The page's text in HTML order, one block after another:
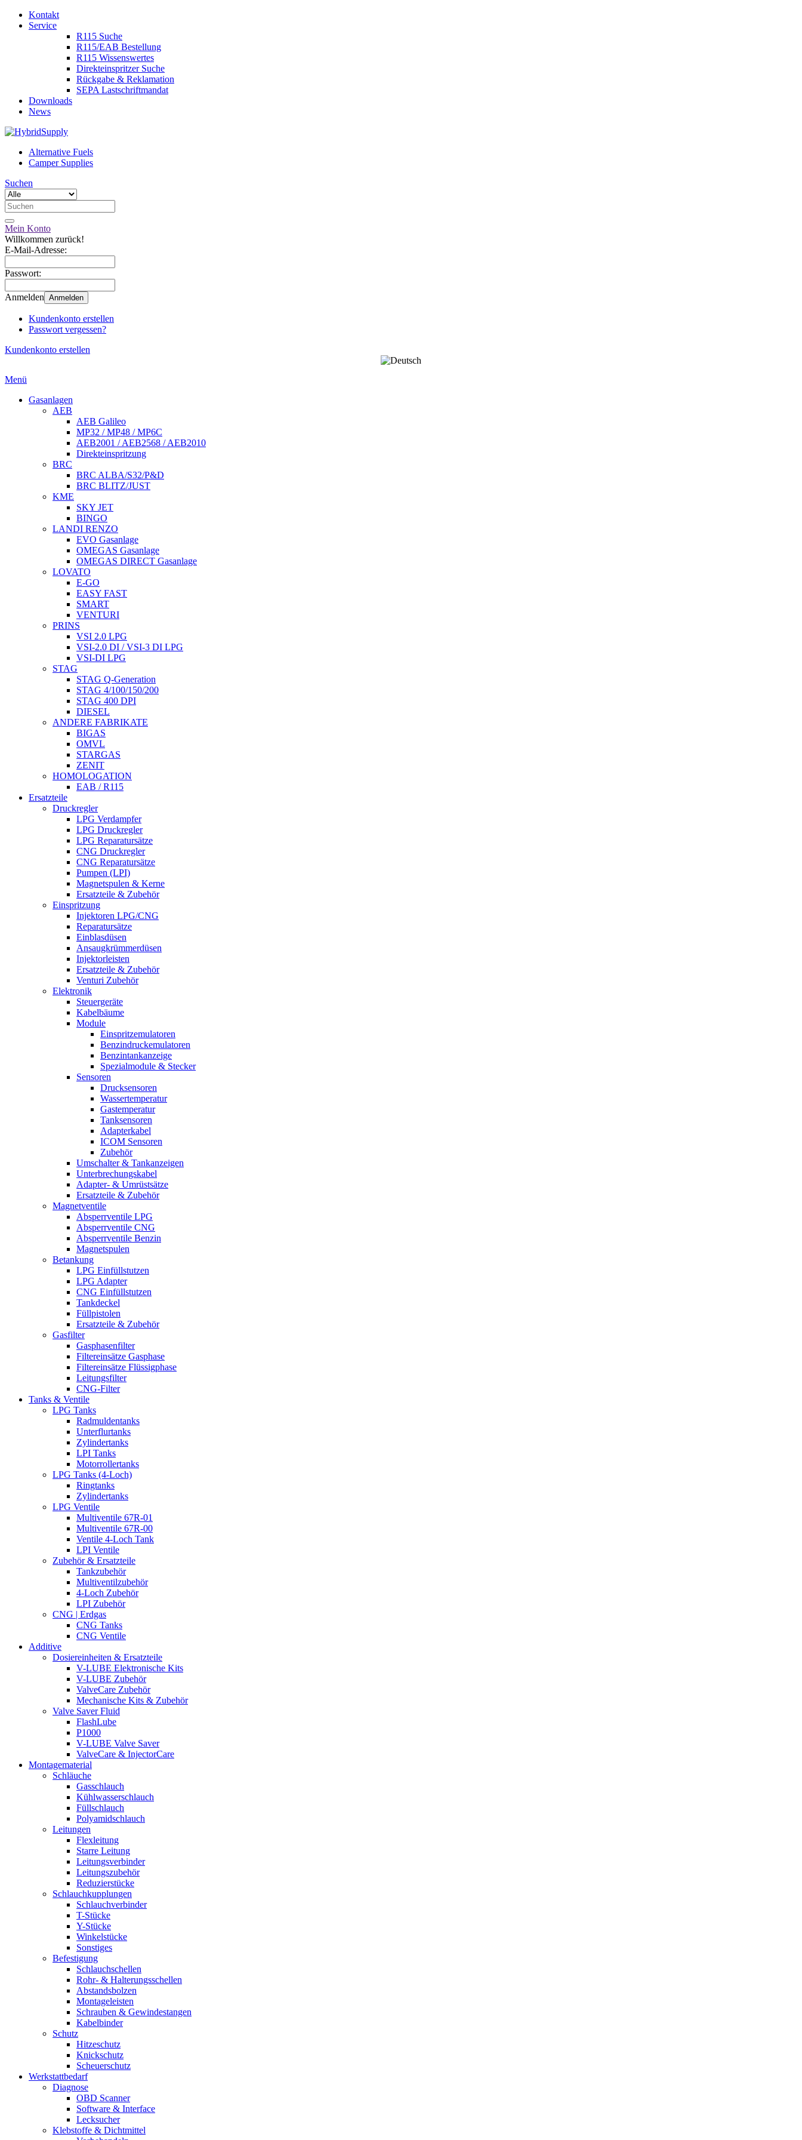
Kontakt
Service
R115 Suche
R115/EAB Bestellung
R115 Wissenswertes
Direkteinspritzer Suche
Rückgabe & Reklamation
SEPA Lastschriftmandat
Downloads
News
Alternative Fuels
Camper Supplies
Suchen
Mein Konto
Willkommen zurück!
E-Mail-Adresse:
Passwort:
Anmelden Anmelden
Kundenkonto erstellen
Passwort vergessen?
Kundenkonto erstellen
Menü
Gasanlagen
AEB
AEB Galileo
MP32 / MP48 / MP6C
AEB2001 / AEB2568 / AEB2010
Direkteinspritzung
BRC
BRC ALBA/S32/P&D
BRC BLITZ/JUST
KME
SKY JET
BINGO
LANDI RENZO
EVO Gasanlage
OMEGAS Gasanlage
OMEGAS DIRECT Gasanlage
LOVATO
E-GO
EASY FAST
SMART
VENTURI
PRINS
VSI 2.0 LPG
VSI-2.0 DI / VSI-3 DI LPG
VSI-DI LPG
STAG
STAG Q-Generation
STAG 4/100/150/200
STAG 400 DPI
DIESEL
ANDERE FABRIKATE
BIGAS
OMVL
STARGAS
ZENIT
HOMOLOGATION
EAB / R115
Ersatzteile
Druckregler
LPG Verdampfer
LPG Druckregler
LPG Reparatursätze
CNG Druckregler
CNG Reparatursätze
Pumpen (LPI)
Magnetspulen & Kerne
Ersatzteile & Zubehör
Einspritzung
Injektoren LPG/CNG
Reparatursätze
Einblasdüsen
Ansaugkrümmerdüsen
Injektorleisten
Ersatzteile & Zubehör
Venturi Zubehör
Elektronik
Steuergeräte
Kabelbäume
Module
Einspritzemulatoren
Benzindruckemulatoren
Benzintankanzeige
Spezialmodule & Stecker
Sensoren
Drucksensoren
Wassertemperatur
Gastemperatur
Tanksensoren
Adapterkabel
ICOM Sensoren
Zubehör
Umschalter & Tankanzeigen
Unterbrechungskabel
Adapter- & Umrüstsätze
Ersatzteile & Zubehör
Magnetventile
Absperrventile LPG
Absperrventile CNG
Absperrventile Benzin
Magnetspulen
Betankung
LPG Einfüllstutzen
LPG Adapter
CNG Einfüllstutzen
Tankdeckel
Füllpistolen
Ersatzteile & Zubehör
Gasfilter
Gasphasenfilter
Filtereinsätze Gasphase
Filtereinsätze Flüssigphase
Leitungsfilter
CNG-Filter
Tanks & Ventile
LPG Tanks
Radmuldentanks
Unterflurtanks
Zylindertanks
LPI Tanks
Motorrollertanks
LPG Tanks (4-Loch)
Ringtanks
Zylindertanks
LPG Ventile
Multiventile 67R-01
Multiventile 67R-00
Ventile 4-Loch Tank
LPI Ventile
Zubehör & Ersatzteile
Tankzubehör
Multiventilzubehör
4-Loch Zubehör
LPI Zubehör
CNG | Erdgas
CNG Tanks
CNG Ventile
Additive
Dosiereinheiten & Ersatzteile
V-LUBE Elektronische Kits
V-LUBE Zubehör
ValveCare Zubehör
Mechanische Kits & Zubehör
Valve Saver Fluid
FlashLube
P1000
V-LUBE Valve Saver
ValveCare & InjectorCare
Montagematerial
Schläuche
Gasschlauch
Kühlwasserschlauch
Füllschlauch
Polyamidschlauch
Leitungen
Flexleitung
Starre Leitung
Leitungsverbinder
Leitungszubehör
Reduzierstücke
Schlauchkupplungen
Schlauchverbinder
T-Stücke
Y-Stücke
Winkelstücke
Sonstiges
Befestigung
Schlauchschellen
Rohr- & Halterungsschellen
Abstandsbolzen
Montageleisten
Schrauben & Gewindestangen
Kabelbinder
Schutz
Hitzeschutz
Knickschutz
Scheuerschutz
Werkstattbedarf
Diagnose
OBD Scanner
Software & Interface
Lecksucher
Klebstoffe & Dichtmittel